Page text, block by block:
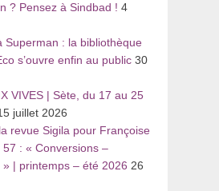
? Pensez à Sindbad ! 4
Superman : la bibliothèque
s’ouvre enfin au public 30
VIVES | Sète, du 17 au 25
juillet 2026
revue Sigila pour Françoise
57 : « Conversions –
| printemps – été 2026 26